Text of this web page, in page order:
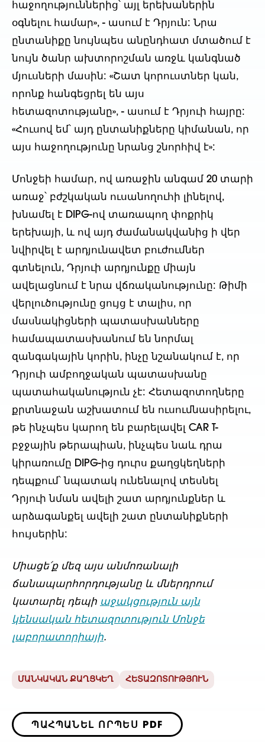
հաջողություններից՝ այլ երեխաներին
օգնելու համար», - ասում է Դրյուն: Նրա
ընտանիքը նույնպես անընդհատ մտածում է
նույն ծանր ախտորոշման առջև կանգնած
մյուսների մասին: «Շատ կորուստներ կան,
որոնք հանգեցրել են այս
հետազոտությանը», - ասում է Դրյուի հայրը:
«Հուսով եմ՝ այդ ընտանիքները կիմանան, որ
այս հաջողությունը նրանց շնորհիվ է»:
Մոնջեի համար, ով առաջին անգամ 20 տարի
առաջ՝ բժշկական ուսանողուհի լինելով,
խնամել է DIPG-ով տառապող փոքրիկ
երեխայի, և ով այդ ժամանակվանից ի վեր
նվիրվել է արդյունավետ բուժումներ
գտնելուն, Դրյուի արդյունքը միայն
ավելացնում է նրա վճռականությունը: Թիմի
վերլուծությունը ցույց է տալիս, որ
մասնակիցների պատասխանները
համապատասխանում են նորմալ
զանգակային կորին, ինչը նշանակում է, որ
Դրյուի ամբողջական պատասխանը
պատահականություն չէ: Հետազոտողները
քրտնաջան աշխատում են ուսումնասիրելու,
թե ինչպես կարող են բարելավել CAR T-
բջջային թերապիան, ինչպես նաև դրա
կիրառումը DIPG-ից դուրս քաղցկեղների
դեպքում՝ նպատակ ունենալով տեսնել
Դրյուի նման ավելի շատ արդյունքներ և
արձագանքել ավելի շատ ընտանիքների
հույսերին:
Միացե՛ք մեզ այս անմոռանալի
ճանապարհորդությանը և մներդրում
կատարելդեպի աջակցություն այն
կենսական հետազոտությունՄոնջե
լաբորատորիայի.
ՄԱՆԿԱԿԱՆ ՔԱՂՑԿԵՂ ՀԵՏԱԶՈՏՈՒԹՅՈՒՆ
ՊԱՀՊԱՆԵԼ ՈՐՊԵՍ PDF